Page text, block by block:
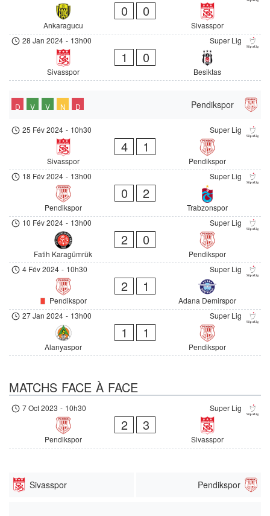
Ankaragucu
0 0
Sivasspor
Super Lig
28 Jan 2024 - 13h00
Sivasspor
1 0
Besiktas
Pendikspor
D V V N D
Super Lig
25 Fév 2024 - 10h30
Sivasspor
4 1
Pendikspor
Super Lig
18 Fév 2024 - 13h00
Pendikspor
0 2
Trabzonspor
Super Lig
10 Fév 2024 - 13h00
Fatih Karagümrük
2 0
Pendikspor
Super Lig
4 Fév 2024 - 10h30
Pendikspor
2 1
Adana Demirspor
Super Lig
27 Jan 2024 - 13h00
Alanyaspor
1 1
Pendikspor
MATCHS FACE À FACE
Super Lig
7 Oct 2023 - 10h30
Pendikspor
2 3
Sivasspor
Sivasspor Pendikspor